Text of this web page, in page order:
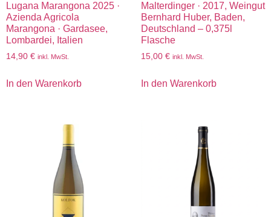
Lugana Marangona 2025 ·
Azienda Agricola
Marangona · Gardasee,
Lombardei, Italien
14,90 € inkl. MwSt.
In den Warenkorb
Malterdinger · 2017, Weingut
Bernhard Huber, Baden,
Deutschland – 0,375l
Flasche
15,00 € inkl. MwSt.
In den Warenkorb